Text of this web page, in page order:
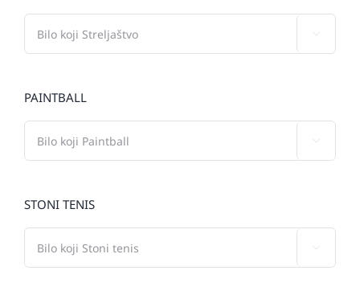
PAINTBALL
STONI TENIS